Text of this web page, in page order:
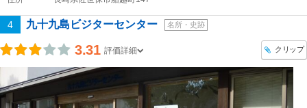
4 九十九島ビジターセンター 名所・史跡
3.31 評価詳細 クリップ